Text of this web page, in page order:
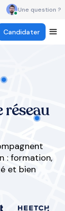
Une question ?
Candidater
réseau
: formation,
et bien